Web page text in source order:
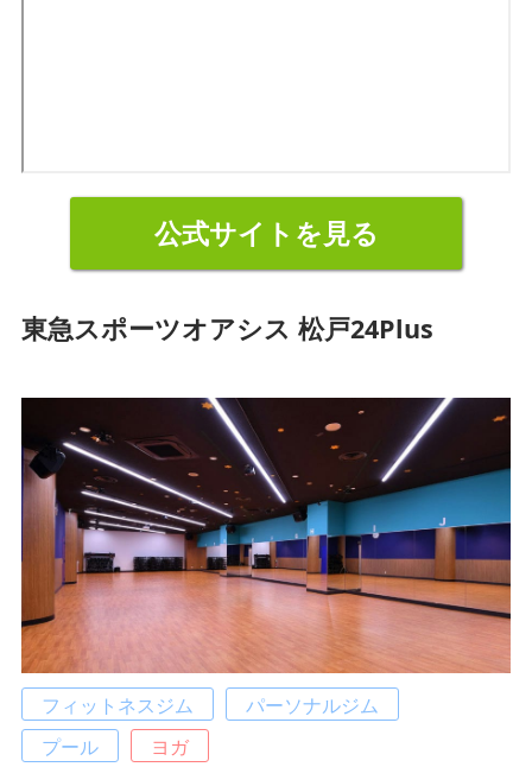
公式サイトを見る
東急スポーツオアシス 松戸24Plus
フィットネスジム
パーソナルジム
プール
ヨガ